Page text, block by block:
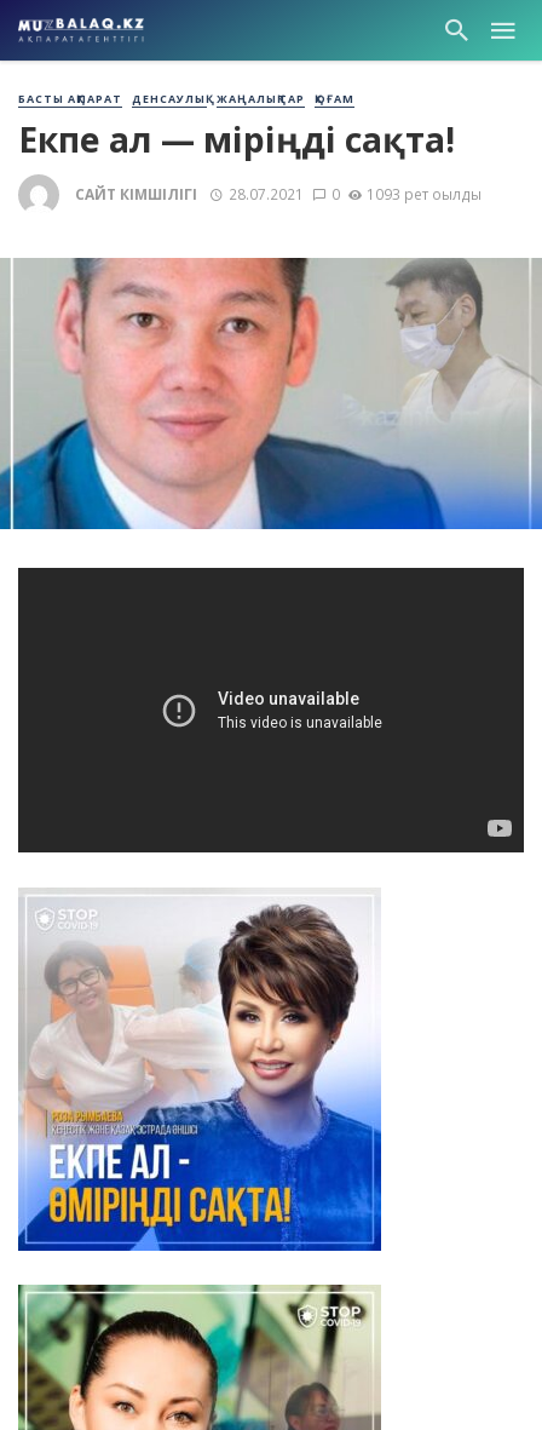
БАСТЫ АҚПАРАТ ДЕНСАУЛЫҚ ЖАҢАЛЫҚТАР ҚОҒАМ
Екпе ал — өміріңді сақта!
САЙТ ӘКІМШІЛІГІ 28.07.2021 0 1093 рет оқылды